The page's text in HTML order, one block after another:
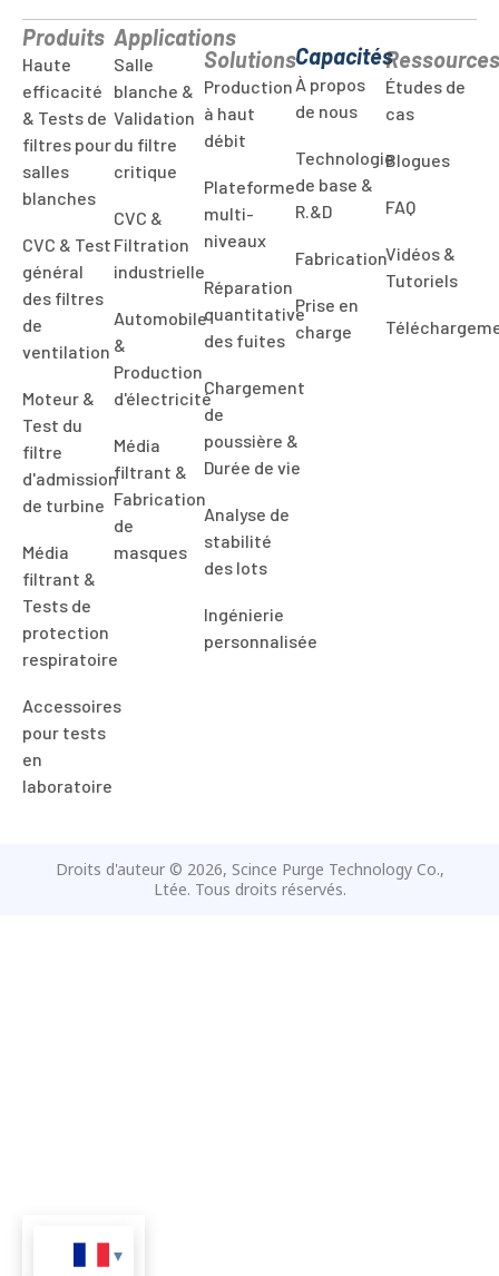
Produits
Haute
efficacité
& Tests de
filtres pour
salles
blanches
CVC & Test
général
des filtres
de
ventilation
Moteur &
Test du
filtre
d'admission
de turbine
Média
filtrant &
Tests de
protection
respiratoire
Accessoires
pour tests
en
laboratoire
Applications
Salle
blanche &
Validation
du filtre
critique
CVC &
Filtration
industrielle
Automobile
&
Production
d'électricité
Média
filtrant &
Fabrication
de
masques
Solutions
Production
à haut
débit
Plateforme
multi-
niveaux
Réparation
quantitative
des fuites
Chargement
de
poussière &
Durée de vie
Analyse de
stabilité
des lots
Ingénierie
personnalisée
Capacités
À propos
de nous
Technologie
de base &
R.&D
Fabrication
Prise en
charge
Études de
cas
Blogues
FAQ
Vidéos &
Tutoriels
Droits d'auteur © 2026, Scince Purge Technology Co.,
Ltée. Tous droits réservés.